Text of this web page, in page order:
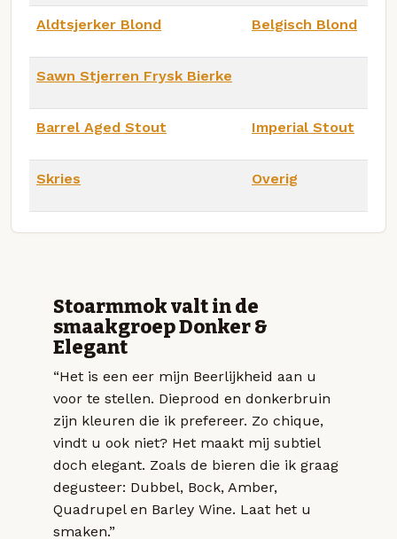
Aldtsjerker Blond Belgisch Blond
Sawn Stjerren Frysk Bierke
Barrel Aged Stout Imperial Stout
Skries Overig
Stoarmmok valt in de
smaakgroep Donker &
Elegant
“Het is een eer mijn Beerlijkheid aan u
voor te stellen. Dieprood en donkerbruin
zijn kleuren die ik prefereer. Zo chique,
vindt u ook niet? Het maakt mij subtiel
doch elegant. Zoals de bieren die ik graag
degusteer: Dubbel, Bock, Amber,
Quadrupel en Barley Wine. Laat het u
smaken.”